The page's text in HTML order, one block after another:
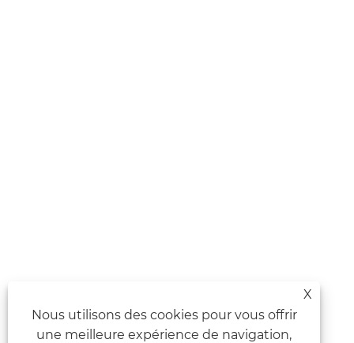
X
Nous utilisons des cookies pour vous offrir
une meilleure expérience de navigation,